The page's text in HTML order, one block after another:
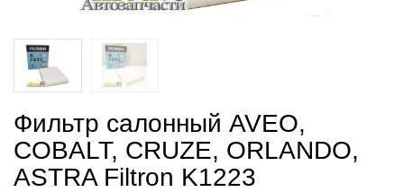
Фильтр салонный AVEO,
COBALT, CRUZE, ORLANDO,
ASTRA Filtron K1223